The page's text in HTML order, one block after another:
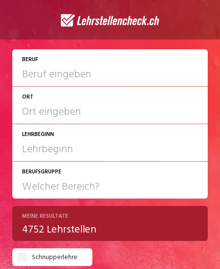
BERUF
ORT
LEHRBEGINN
2027
2028
BERUFSGRUPPE
Chemie/Pharma
Gastgewerbe
Gesundheit/Pflege/Soziales
MEINE RESULTATE
4752 Lehrstellen
Schnupperlehre